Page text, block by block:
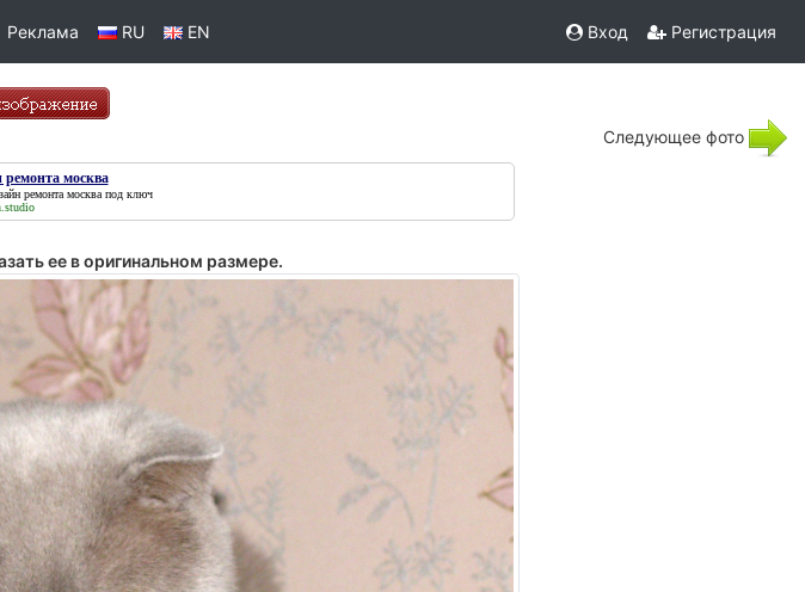
Реклама RU EN Вход Регистрация
Следующее фото
москва
ремонта москвапод ключ
ее в оригинальном размере.